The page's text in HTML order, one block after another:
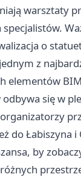
warsztaty
specjalistów.
o
z
elementów
się w
do Łabiszyna i
by